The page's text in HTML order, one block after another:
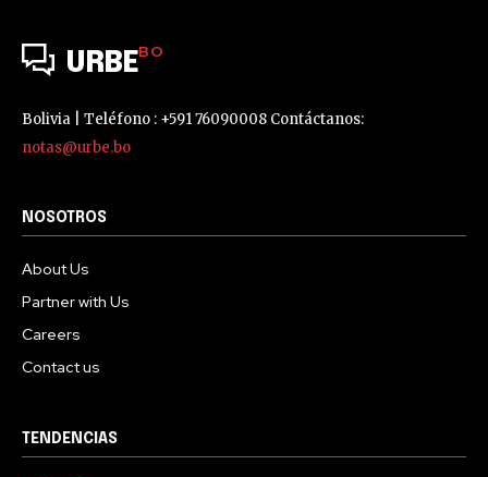
URBEBO
Bolivia | Teléfono : +591 76090008 Contáctanos:
notas@urbe.bo
NOSOTROS
About Us
Partner with Us
Careers
Contact us
TENDENCIAS